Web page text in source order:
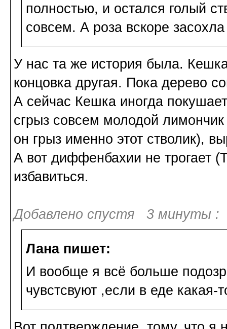
полностью, и остался голый
совсем. А роза вскоре
У нас та же история была.
концовка другая. Пока дерево
А сейчас Кешка иногда
сгрыз совсем молодой
он грыз именно этот стволик),
А вот диффенбахии не трогает
избавиться.
Добавлено спустя 3 минуты :
Лана пишет:
И вообще я всё больше
чувстсвуют ,если в еде какая-